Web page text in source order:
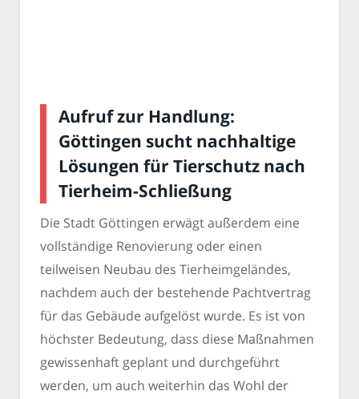
Aufruf zur Handlung:
Göttingen sucht nachhaltige
Lösungen für Tierschutz nach
Tierheim-Schließung
Die Stadt Göttingen erwägt außerdem eine
vollständige Renovierung oder einen
teilweisen Neubau des Tierheimgeländes,
nachdem auch der bestehende Pachtvertrag
für das Gebäude aufgelöst wurde. Es ist von
höchster Bedeutung, dass diese Maßnahmen
gewissenhaft geplant und durchgeführt
werden, um auch weiterhin das Wohl der